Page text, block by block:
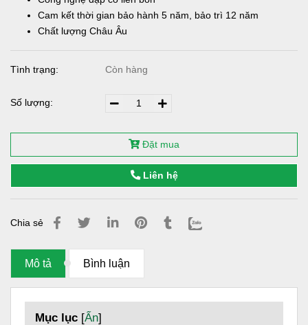
Cam kết thời gian bảo hành 5 năm, bảo trì 12 năm
Chất lượng Châu Âu
Tình trạng: Còn hàng
Số lượng:
Đặt mua
Liên hệ
Chia sẻ
Mô tả Bình luận
Mục lục [Ẩn]